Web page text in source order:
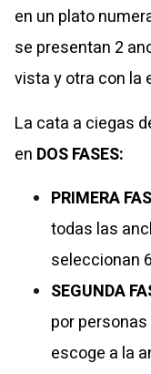
en un plato
se presentan 2
vista y otra con la
La cata a ciegas
en DOS FASES:
PRIMERA
todas las
seleccionan
SEGUNDA
por
escoge a la